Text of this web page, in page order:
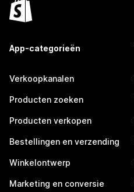
App-categorieën
Verkoopkanalen
Producten zoeken
Producten verkopen
Bestellingen en verzending
Winkelontwerp
Marketing en conversie